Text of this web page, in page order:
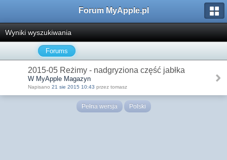
Forum MyApple.pl
Wyniki wyszukiwania
Forums
2015-05 Reżimy - nadgryziona część jabłka
W MyApple Magazyn
Napisano 21 sie 2015 10:43 przez tomasz
Pełna wersja Polski